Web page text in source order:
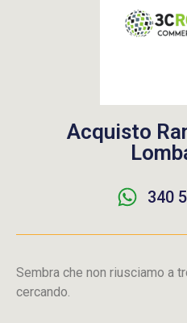
Acquisto
340
Sembra che non riusciamo a
cercando.